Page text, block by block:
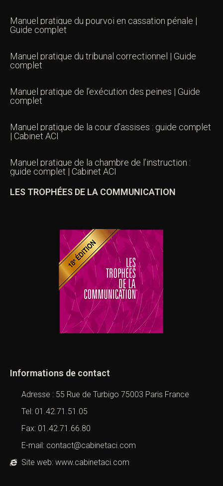
Manuel pratique du pourvoi en cassation pénale |
Guide complet
Manuel pratique du tribunal correctionnel | Guide
complet
Manuel pratique de l’exécution des peines | Guide
complet
Manuel pratique de la cour d’assises : guide complet
| Cabinet ACI
Manuel pratique de la chambre de l’instruction :
guide complet | Cabinet ACI
LES TROPHÉES DE LA COMMUNICATION
Informations de contact
Adresse : 55 Rue de Turbigo 75003 Paris France
Tel: 01.42.71.51.05
Fax: 01.42.71.66.80
E-mail: contact@cabinetaci.com
Site web: www.cabinetaci.com